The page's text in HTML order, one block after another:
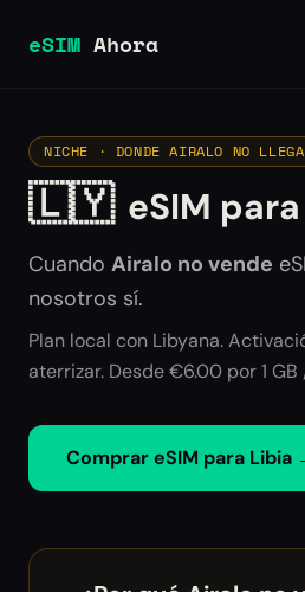
eSIM Ahora
NICHE · DONDE AIRALO NO LLEGA
🇱🇾 eSIM
Cuando Airalo no vende
nosotros sí.
Plan local con Libyana.
aterrizar. Desde €6.00 por 1 GB
Comprar eSIM para Libia